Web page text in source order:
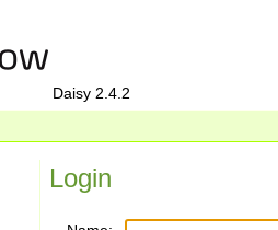
Daisy 2.4.2
Login